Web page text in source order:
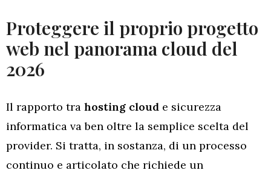
Proteggere il proprio progetto
web nel panorama cloud del
2026
Il rapporto tra hosting cloud e sicurezza
informatica va ben oltre la semplice scelta del
provider. Si tratta, in sostanza, di un processo
continuo e articolato che richiede un